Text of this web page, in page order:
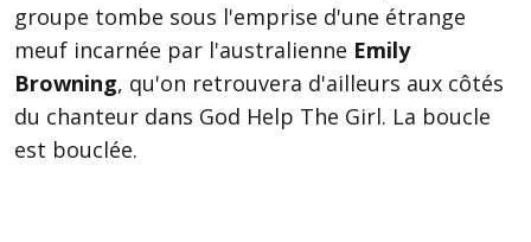
groupe tombe sous l'emprise d'une étrange
meuf incarnée par l'australienne Emily
Browning, qu'on retrouvera d'ailleurs aux côtés
du chanteur dans God Help The Girl. La boucle
est bouclée.